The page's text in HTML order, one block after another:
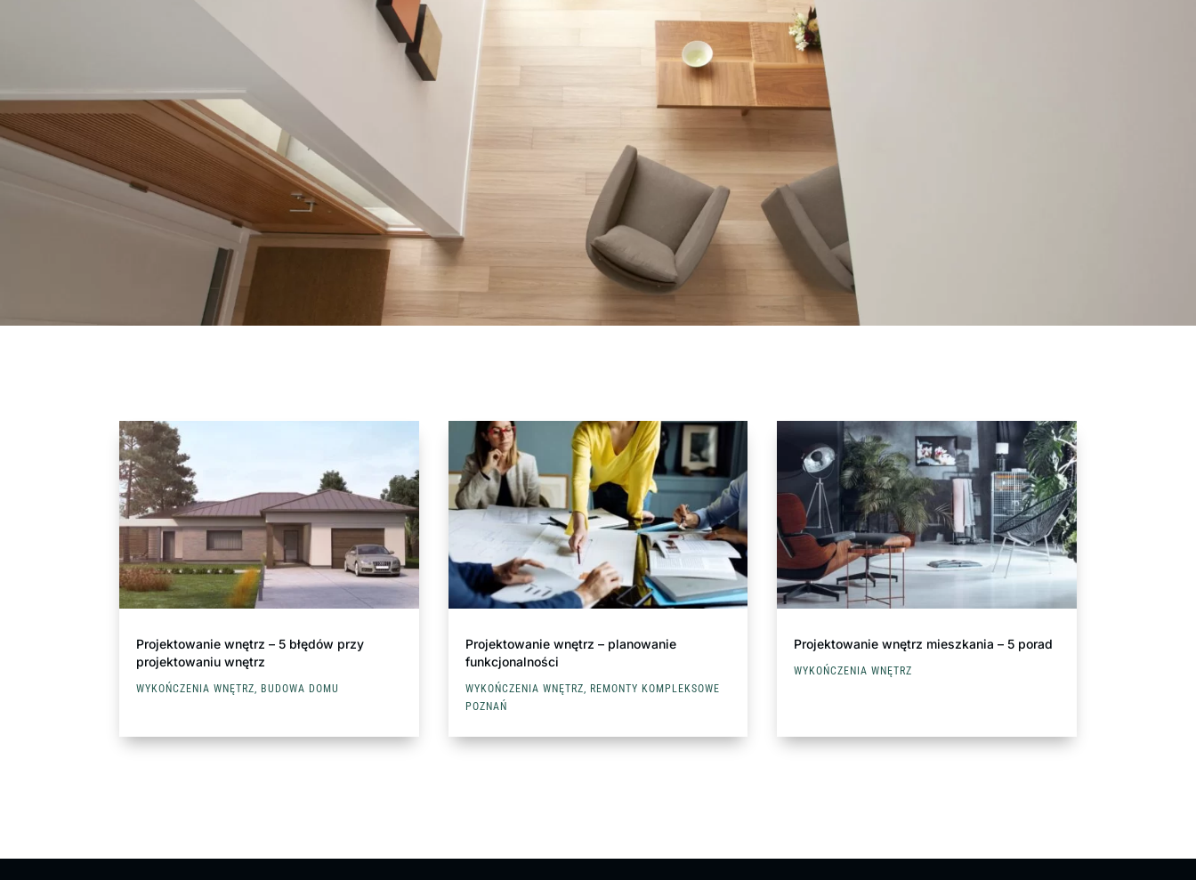
Projektowanie wnętrz – 5 błędów przy
projektowaniu wnętrz
WYKOŃCZENIA WNĘTRZ, BUDOWA DOMU
Projektowanie wnętrz – planowanie
funkcjonalności
WYKOŃCZENIA WNĘTRZ, REMONTY KOMPLEKSOWE
POZNAŃ
Projektowanie wnętrz mieszkania – 5 porad
WYKOŃCZENIA WNĘTRZ